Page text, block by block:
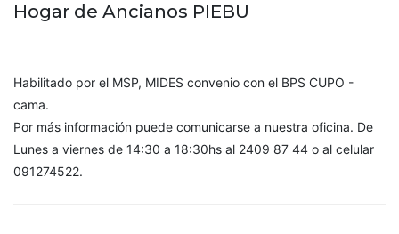
Hogar de Ancianos PIEBU
Habilitado por el MSP, MIDES convenio con el BPS CUPO -
cama.
Por más información puede comunicarse a nuestra oficina. De
Lunes a viernes de 14:30 a 18:30hs al 2409 87 44 o al celular
091274522.